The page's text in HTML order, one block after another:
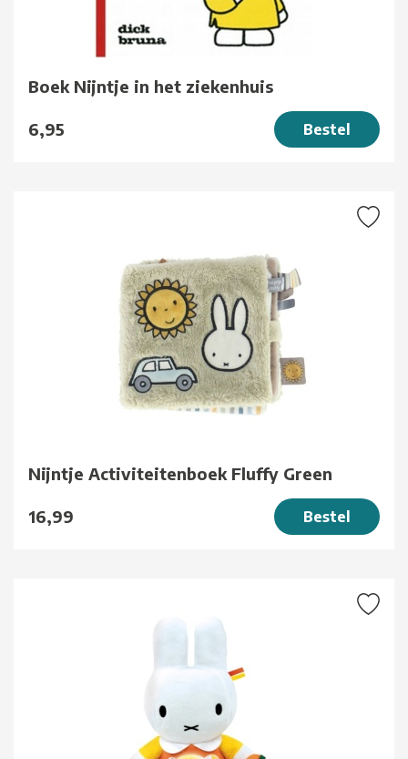
Boek Nijntje in het ziekenhuis
6,95 Bestel
Nijntje Activiteitenboek Fluffy Green
16,99 Bestel